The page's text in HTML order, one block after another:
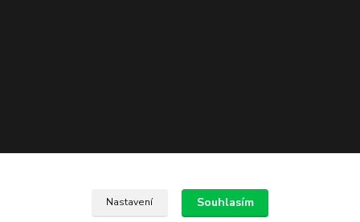
Nastavení Souhlasím